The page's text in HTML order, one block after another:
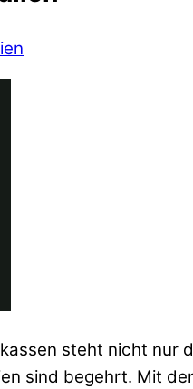
steht nicht
sind begehrt. Mit